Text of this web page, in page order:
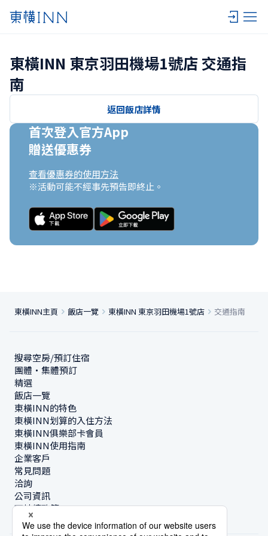
東橫INN 東京羽田機場1號店 交通指
南
返回飯店詳情
首次登入官方App
贈送優惠券
查看優惠券的使用方法
※活動可能不經事先預告即終止。
東橫INN主頁 飯店一覽 東橫INN 東京羽田機場1號店 交通指南
搜尋空房/預訂住宿
團體・集體預訂
精選
飯店一覽
東橫INN的特色
東橫INN划算的入住方法
東橫INN俱樂部卡會員
東橫INN使用指南
企業客戶
常見問題
洽詢
公司資訊
可持續政策